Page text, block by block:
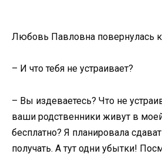
Любовь Павловна повернулась
– И что тебя не устраивает?
– Вы издеваетесь? Что не
ваши родственники живут в
бесплатно? Я планировала
получать. А тут одни убытки!